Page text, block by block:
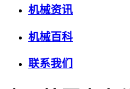
机械资讯
机械百科
联系我们